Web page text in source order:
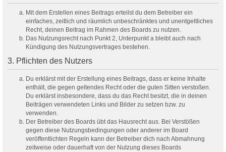
Mit dem Erstellen eines Beitrags erteilst du dem Betreiber ein
einfaches, zeitlich und räumlich unbeschränktes und unentgeltliches
Recht, deinen Beitrag im Rahmen des Boards zu nutzen.
Das Nutzungsrecht nach Punkt 2, Unterpunkt a bleibt auch nach
Kündigung des Nutzungsvertrages bestehen.
3. Pflichten des Nutzers
Du erklärst mit der Erstellung eines Beitrags, dass er keine Inhalte
enthält, die gegen geltendes Recht oder die guten Sitten verstoßen.
Du erklärst insbesondere, dass du das Recht besitzt, die in deinen
Beiträgen verwendeten Links und Bilder zu setzen bzw. zu
verwenden.
Der Betreiber des Boards übt das Hausrecht aus. Bei Verstößen
gegen diese Nutzungsbedingungen oder anderer im Board
veröffentlichten Regeln kann der Betreiber dich nach Abmahnung
zeitweise oder dauerhaft von der Nutzung dieses Boards